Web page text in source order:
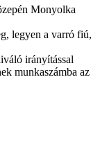
Monyolka
legyen a varró fiú,
irányítással
munkaszámba az